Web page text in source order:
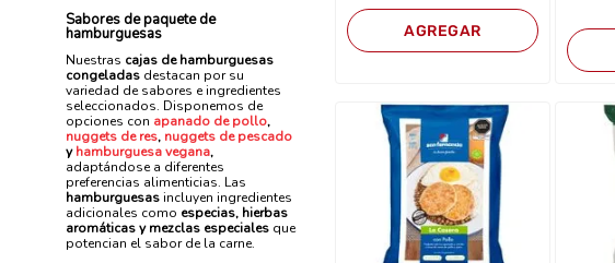
Sabores de paquete de
hamburguesas
Nuestras cajas de hamburguesas
congeladas destacan por su
variedad de sabores e ingredientes
seleccionados. Disponemos de
opciones con apanado de pollo,
nuggets de res, nuggets de pescado
yhamburguesa vegana,
adaptándose a diferentes
preferencias alimenticias. Las
hamburguesas incluyen ingredientes
adicionales como especias, hierbas
aromáticas y mezclas especiales que
potencian el sabor de la carne.
AGREGAR